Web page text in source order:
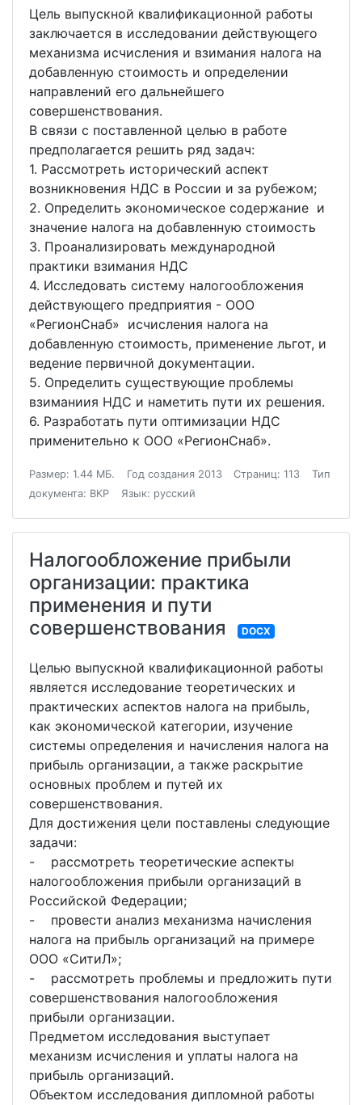
Цель выпускной квалификационной работы
заключается в исследовании действующего
механизма исчисления и взимания налога на
добавленную стоимость и определении
направлений его дальнейшего
совершенствования.
В связи с поставленной целью в работе
предполагается решить ряд задач:
1. Рассмотреть исторический аспект
возникновения НДС в России и за рубежом;
2. Определить экономическое содержание и
значение налога на добавленную стоимость
3. Проанализировать международной
практики взимания НДС
4. Исследовать систему налогообложения
действующего предприятия - ООО
«РегионСнаб» исчисления налога на
добавленную стоимость, применение льгот, и
ведение первичной документации.
5. Определить существующие проблемы
взиманиия НДС и наметить пути их решения.
6. Разработать пути оптимизации НДС
применительно к ООО «РегионСнаб».
Размер: 1.44 МБ. Год создания 2013 Страниц: 113
Тип
документа: ВКР
Язык: русский
Налогообложение прибыли
организации: практика
применения и пути
совершенствования
DOCX
Целью выпускной квалификационной работы
является исследование теоретических и
практических аспектов налога на прибыль,
как экономической категории, изучение
системы определения и начисления налога на
прибыль организации, а также раскрытие
основных проблем и путей их
совершенствования.
Для достижения цели поставлены следующие
задачи:
- рассмотреть теоретические аспекты
налогообложения прибыли организаций в
Российской Федерации;
- провести анализ механизма начисления
налога на прибыль организаций на примере
ООО «СитиЛ»;
- рассмотреть проблемы и предложить пути
совершенствования налогообложения
прибыли организации.
Предметом исследования выступает
механизм исчисления и уплаты налога на
прибыль организаций.
Объектом исследования дипломной работы